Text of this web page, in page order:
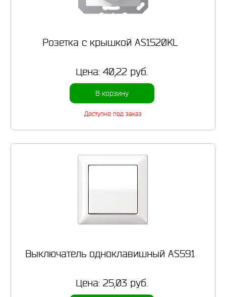
Розетка с крышкой AS1520KL
Цена: 40,22 руб.
В корзину
Доступно под заказ
Выключатель одноклавишный AS591
Цена: 25,03 руб.